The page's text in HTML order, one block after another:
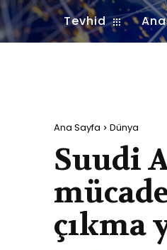
Tevhid
Ana Sayfa Dünya
Suudi
çıkma